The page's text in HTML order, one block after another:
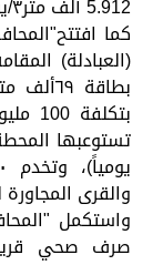
5.912 ألف متر٣/يومياً، بتكلفة 43 مليون جنيه.
كما
والقرى المجاورة
واستكمل
صرف صحي